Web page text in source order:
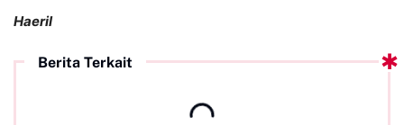
Haeril
Berita Terkait